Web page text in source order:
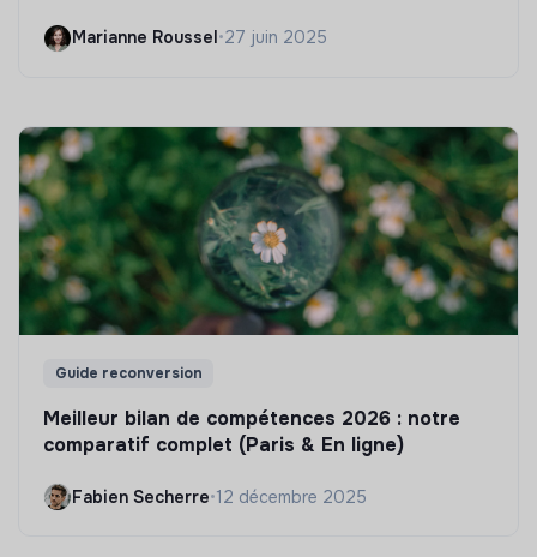
Marianne Roussel•27 juin 2025
Guide reconversion
Meilleur bilan de compétences 2026 : notre
comparatif complet (Paris & En ligne)
Fabien Secherre•12 décembre 2025